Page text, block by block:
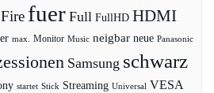
Fire fuer Full FullHD HDMI
max. Monitor Music neigbar neue Panasonic
Samsung schwarz
startet Stick Streaming Universal VESA